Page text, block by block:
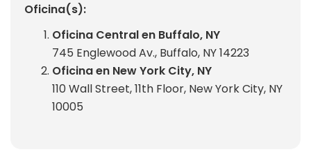
Oficina(s):
Oficina Central en Buffalo, NY
745 Englewood Av., Buffalo, NY 14223
Oficina en New York City, NY
110 Wall Street, 11th Floor, New York City, NY
10005